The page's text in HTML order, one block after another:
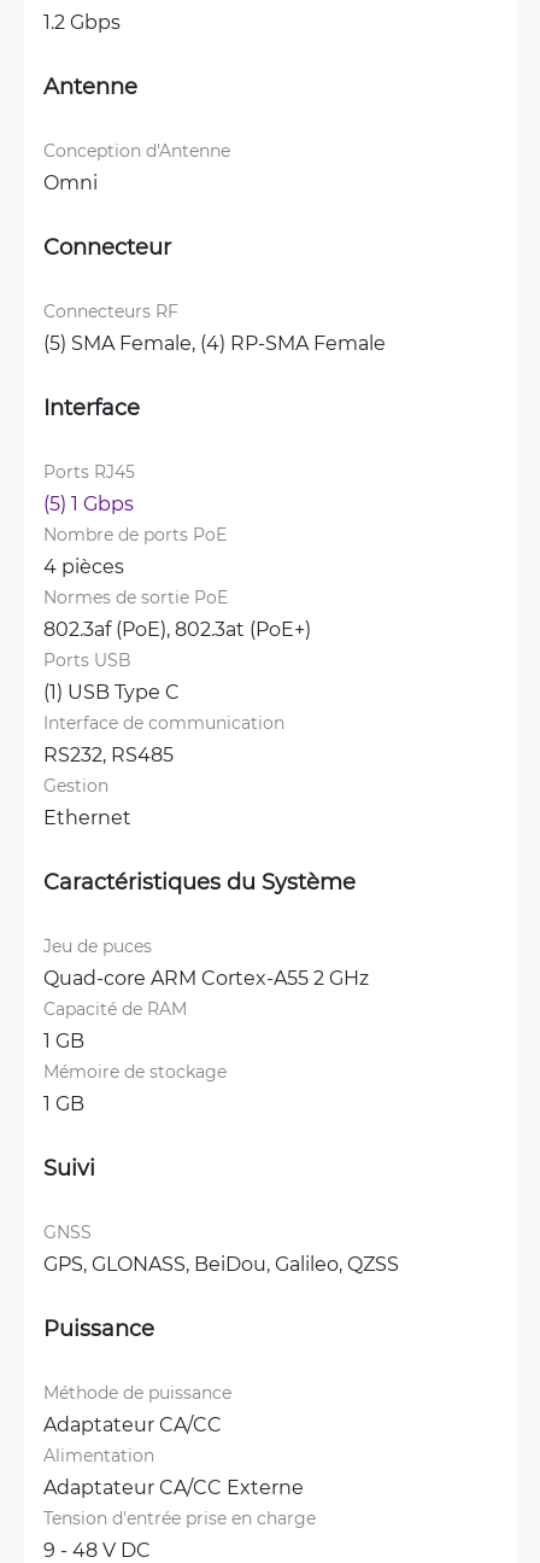
1.2 Gbps
Antenne
Conception d'Antenne
Omni
Connecteur
Connecteurs RF
(5) SMA Female, (4) RP-SMA Female
Interface
Ports RJ45
(5) 1 Gbps
Nombre de ports PoE
4 pièces
Normes de sortie PoE
802.3af (PoE), 802.3at (PoE+)
Ports USB
(1) USB Type C
Interface de communication
RS232, RS485
Gestion
Ethernet
Caractéristiques du Système
Jeu de puces
Quad-core ARM Cortex-A55 2 GHz
Capacité de RAM
1 GB
Mémoire de stockage
1 GB
Suivi
GNSS
GPS, GLONASS, BeiDou, Galileo, QZSS
Puissance
Méthode de puissance
Adaptateur CA/CC
Alimentation
Adaptateur CA/CC Externe
Tension d'entrée prise en charge
9 - 48 V DC